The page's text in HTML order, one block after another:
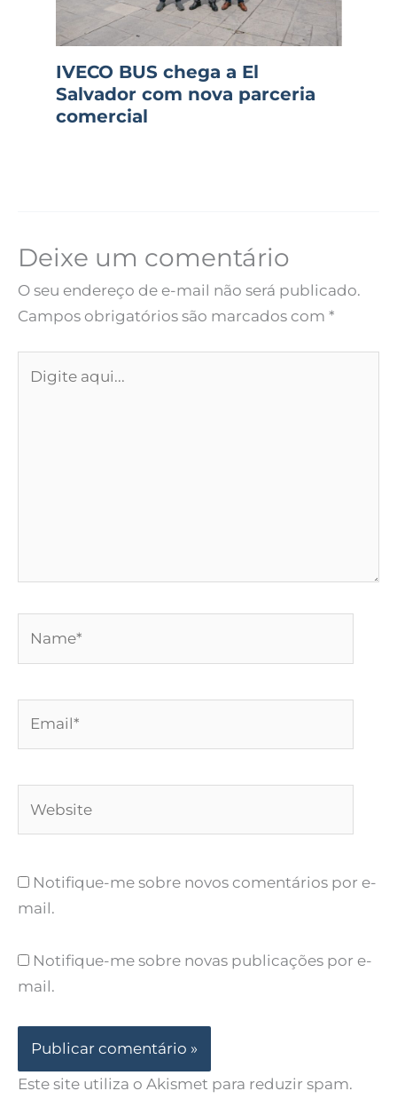
IVECO BUS chega a El
Salvador com nova parceria
comercial
Deixe um comentário
O seu endereço de e-mail não será publicado.
Campos obrigatórios são marcados com *
aqui...
Notifique-me sobre novos comentários por e-
mail.
Notifique-me sobre novas publicações por e-
mail.
Este site utiliza o Akismet para reduzir spam.